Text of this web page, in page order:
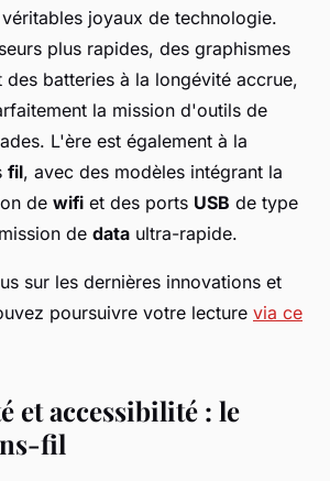
joyaux de technologie.
plus rapides, des graphismes
des batteries à la longévité accrue,
la mission d'outils de
L'ère est également à la
fil, avec des modèles intégrant la
de wifi et des ports USB de type
de data ultra-rapide.
sur les dernières innovations et
poursuivre votre lecture via ce
et accessibilité : le
fil